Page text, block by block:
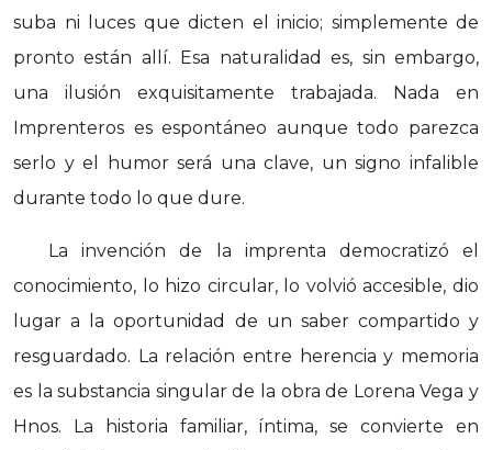
suba ni luces que dicten el inicio; simplemente de
pronto están allí. Esa naturalidad es, sin embargo,
una ilusión exquisitamente trabajada. Nada en
Imprenteros es espontáneo aunque todo parezca
serlo y el humor será una clave, un signo infalible
durante todo lo que dure.
La invención de la imprenta democratizó el
conocimiento, lo hizo circular, lo volvió accesible, dio
lugar a la oportunidad de un saber compartido y
resguardado. La relación entre herencia y memoria
es la substancia singular de la obra de Lorena Vega y
Hnos. La historia familiar, íntima, se convierte en